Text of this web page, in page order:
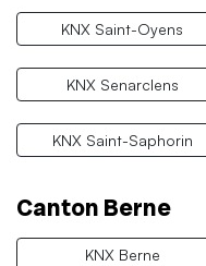
KNX Saint-Oyens
KNX Senarclens
KNX Saint-Saphorin
Canton Berne
KNX Berne